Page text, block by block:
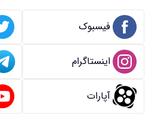
فیسبوک
اینستاگرام
آپارات